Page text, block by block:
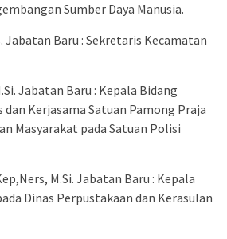
Sumber Daya Manusia.
Jabatan Baru : Sekretaris Kecamatan
Jabatan Baru : Kepala Bidang
Kerjasama Satuan Pamong Praja
Masyarakat pada Satuan Polisi
M.Si. Jabatan Baru : Kepala
Dinas Perpustakaan dan Kerasulan